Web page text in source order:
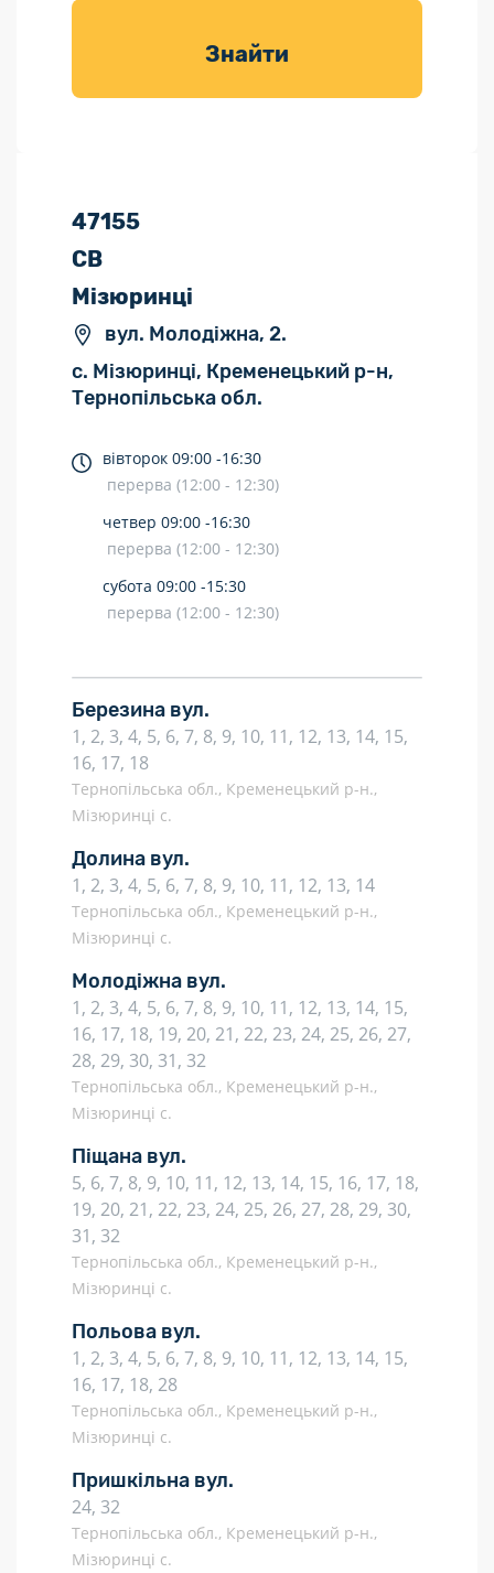
товарів для
Знайти
47155
СВ
Мізюринці
вул. Молодіжна, 2.
с. Мізюринці, Кременецький р-н,
Тернопільська обл.
вівторок 09:00 -16:30
перерва (12:00 - 12:30)
четвер 09:00 -16:30
перерва (12:00 - 12:30)
субота 09:00 -15:30
перерва (12:00 - 12:30)
Березина вул.
1, 2, 3, 4, 5, 6, 7, 8, 9, 10, 11, 12, 13, 14, 15,
16, 17, 18
Тернопільська обл., Кременецький р-н.,
Мізюринці с.
Долина вул.
1, 2, 3, 4, 5, 6, 7, 8, 9, 10, 11, 12, 13, 14
Тернопільська обл., Кременецький р-н.,
Мізюринці с.
Молодіжна вул.
1, 2, 3, 4, 5, 6, 7, 8, 9, 10, 11, 12, 13, 14, 15,
16, 17, 18, 19, 20, 21, 22, 23, 24, 25, 26, 27,
28, 29, 30, 31, 32
Тернопільська обл., Кременецький р-н.,
Мізюринці с.
Піщана вул.
5, 6, 7, 8, 9, 10, 11, 12, 13, 14, 15, 16, 17, 18,
19, 20, 21, 22, 23, 24, 25, 26, 27, 28, 29, 30,
31, 32
Тернопільська обл., Кременецький р-н.,
Мізюринці с.
Польова вул.
1, 2, 3, 4, 5, 6, 7, 8, 9, 10, 11, 12, 13, 14, 15,
16, 17, 18, 28
Тернопільська обл., Кременецький р-н.,
Мізюринці с.
Пришкільна вул.
24, 32
Тернопільська обл., Кременецький р-н.,
Мізюринці с.